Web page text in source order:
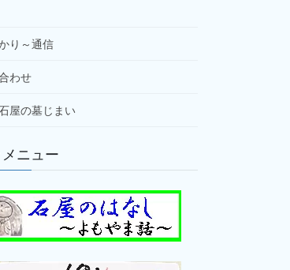
り～通信
わせ
屋の墓じまい
メニュー